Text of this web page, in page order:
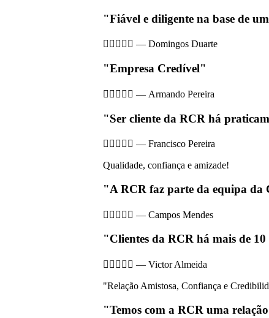
"Fiável e diligente na base de
     — Domingos Duarte
"Empresa Credível"
     — Armando Pereira
"Ser cliente da RCR há
     — Francisco Pereira
Qualidade, confiança e amizade!
"A RCR faz parte da equipa da
     — Campos Mendes
"Clientes da RCR há mais de 10
     — Victor Almeida
"Relação Amistosa, Confiança e
"Temos com a RCR uma